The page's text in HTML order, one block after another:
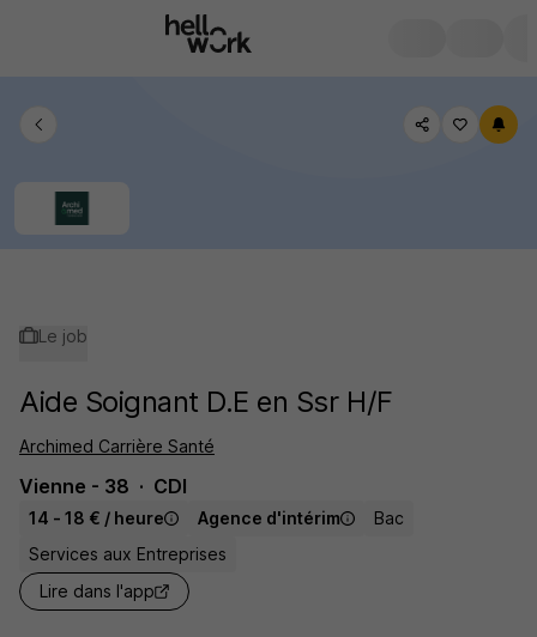
Le job
Aide Soignant D.E en Ssr H/F
Archimed Carrière Santé
Vienne - 38 CDI
14 - 18 € / heure Agence d'intérim
Bac
Services aux Entreprises
Lire dans l'app